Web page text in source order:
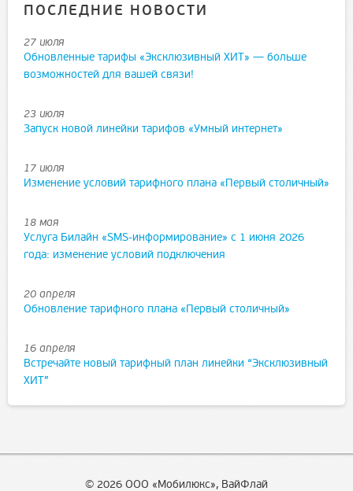
ПОСЛЕДНИЕ НОВОСТИ
27 июля
Обновленные тарифы «Эксклюзивный ХИТ» — больше
возможностей для вашей связи!
23 июля
Запуск новой линейки тарифов «Умный интернет»
17 июля
Изменение условий тарифного плана «Первый столичный»
18 мая
Услуга Билайн «SMS-информирование» с 1 июня 2026
года: изменение условий подключения
20 апреля
Обновление тарифного плана «Первый столичный»
16 апреля
Встречайте новый тарифный план линейки “Эксклюзивный
ХИТ”
© 2026 ООО «Мобилюкс», ВайФлай